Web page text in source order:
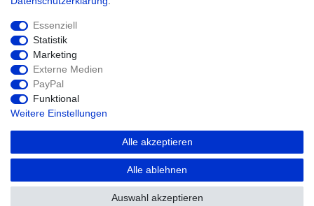
Daten­schutz­erklärung
© Copyright 2026 agriTek | Alle Rechte
vorbehalten.
Essenziell
Statistik
Marketing
Externe Medien
PayPal
Funktional
Weitere Einstellungen
Alle akzeptieren
Alle ablehnen
Auswahl akzeptieren